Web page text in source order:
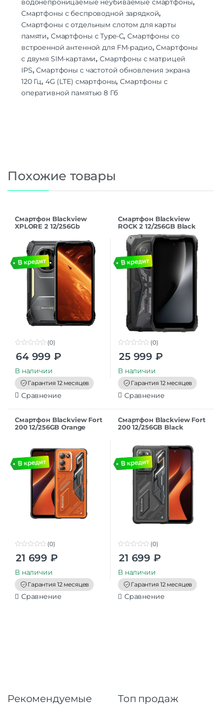
водонепроницаемые неубиваемые смартфоны,
Смартфоны с беспроводной зарядкой,
Смартфоны с отдельным слотом для карты
памяти, Смартфоны с Type-C,Смартфоны со
встроенной антенной для FM-радио,Смартфоны
с двумя SIM-картами,Смартфоны с матрицей
IPS,Смартфоны с частотой обновления экрана
120 Гц, 4G (LTE) смартфоны,Смартфоны с
оперативной памятью 8 Гб
Похожие товары
Смартфон Blackview
XPLORE 2 12/256Gb
o
t
o
f
5
(0)
64 999 ₽
В наличии
Гарантия 12 месяцев
Сравнение
Смартфон Blackview
ROCK 2 12/256GB Black
o
t
o
f
5
(0)
25 999 ₽
В наличии
Гарантия 12 месяцев
Сравнение
Смартфон Blackview Fort
200 12/256GB Orange
o
t
o
f
5
(0)
21 699 ₽
В наличии
Гарантия 12 месяцев
Сравнение
Смартфон Blackview Fort
200 12/256GB Black
o
t
o
f
5
(0)
21 699 ₽
В наличии
Гарантия 12 месяцев
Сравнение
Рекомендуемые
Топ продаж